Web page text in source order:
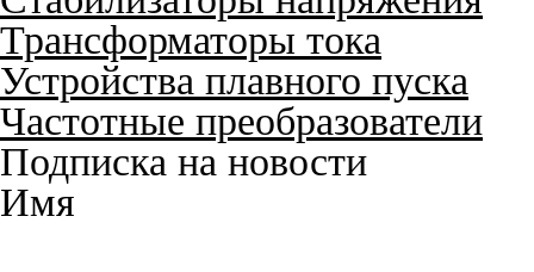
Трансформаторы тока
Устройства плавного пуска
Частотные преобразователи
Подписка на новости
Имя